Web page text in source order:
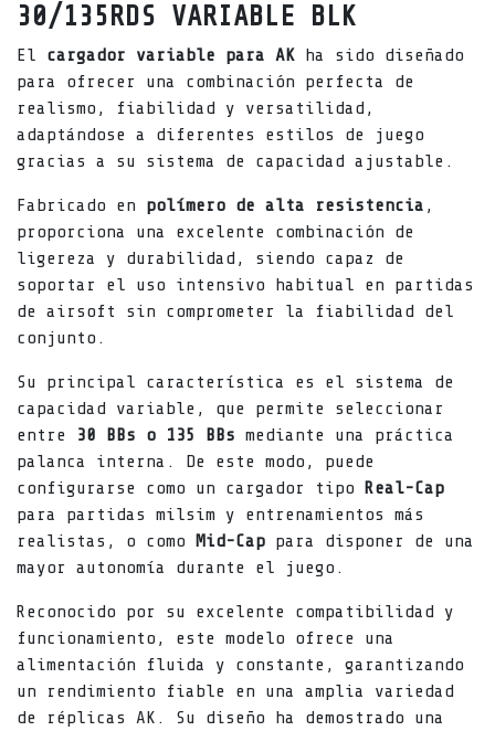
30/135RDS VARIABLE BLK
El cargador variable para AK ha sido diseñado
para ofrecer una combinación perfecta de
realismo, fiabilidad y versatilidad,
adaptándose a diferentes estilos de juego
gracias a su sistema de capacidad ajustable.
Fabricado en polímero de alta resistencia ,
proporciona una excelente combinación de
ligereza y durabilidad, siendo capaz de
soportar el uso intensivo habitual en partidas
de airsoft sin comprometer la fiabilidad del
conjunto.
Su principal característica es el sistema de
capacidad variable, que permite seleccionar
entre
30 BBs o 135 BBs mediante una práctica
palanca interna. De este modo, puede
configurarse como un cargador tipo Real-Cap
para partidas milsim y entrenamientos más
realistas, o como Mid-Cap para disponer de una
mayor autonomía durante el juego.
Reconocido por su excelente compatibilidad y
funcionamiento, este modelo ofrece una
alimentación fluida y constante, garantizando
un rendimiento fiable en una amplia variedad
de réplicas AK. Su diseño ha demostrado una